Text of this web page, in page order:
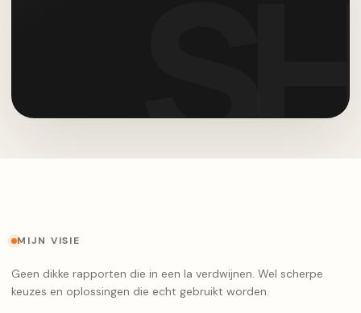
MIJN VISIE
Geen dikke rapporten die in een la verdwijnen. Wel scherpe
keuzes en oplossingen die echt gebruikt worden.